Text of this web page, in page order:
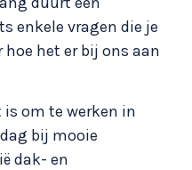
enkele vragen die je
het er bij ons aan
om te werken in
bij mooie
dak- en